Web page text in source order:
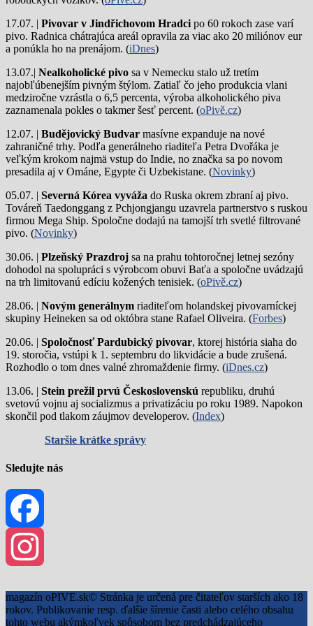
17.07. | Pivovar v Jindřichovom Hradcipo 60 rokoch zase varí
pivo. Radnica chátrajúca areál opravila za viac ako 20 miliónov eur
a ponúkla ho na prenájom. (iDnes)
13.07.| Nealkoholické pivo sa v Nemecku stalo už tretím
najobľúbenejším pivným štýlom. Zatiaľ čo jeho produkcia vlani
medziročne vzrástla o 6,5 percenta, výroba alkoholického piva
zaznamenala pokles o takmer šesť percent. (oPivě.cz)
12.07. | Budějovický Budvar masívne expanduje na nové
zahraničné trhy. Podľa generálneho riaditeľa Petra Dvořáka je
veľkým krokom najmä vstup do Indie, no značka sa po novom
presadila aj v Ománe, Egypte či Uzbekistane. (Novinky)
05.07. | Severná Kórea vyváža do Ruska okrem zbraní aj pivo.
Továreň Taedonggang z Pchjongjangu uzavrela partnerstvo s ruskou
firmou Mega Ship. Spoločne dodajú na tamojší trh svetlé filtrované
pivo. (Novinky)
30.06. | Plzeňský Prazdroj sa na prahu tohtoročnej letnej sezóny
dohodol na spolupráci s výrobcom obuvi Baťa a spoločne uvádzajú
na trh limitovanú edíciu kožených tenisiek. (oPivě.cz)
28.06. | Novým generálnym riaditeľom holandskej pivovarníckej
skupiny Heineken sa od októbra stane Rafael Oliveira. (Forbes)
20.06. | Spoločnosť Pardubický pivovar, ktorej história siaha do
19. storočia, vstúpi k 1. septembru do likvidácie a bude zrušená.
Rozhodlo o tom dnes valné zhromaždenie firmy. (iDnes.cz)
13.06. | Stein prežil prvú Československú republiku, druhú
svetovú vojnu aj socializmus a privatizáciu po roku 1989. Napokon
skončil pod tlakom záujmov developerov. (Index)
Staršie krátke správy
Sledujte nás
Facebook
magazín oPIVE.sk© Stránka je určená pre čitateľov starších ako 18
rokov. Publikovanie resp. ďalšie šírenie časti alebo celého obsahu
tohto webu akýmkoľvek spôsobom bez predchádzajúceho